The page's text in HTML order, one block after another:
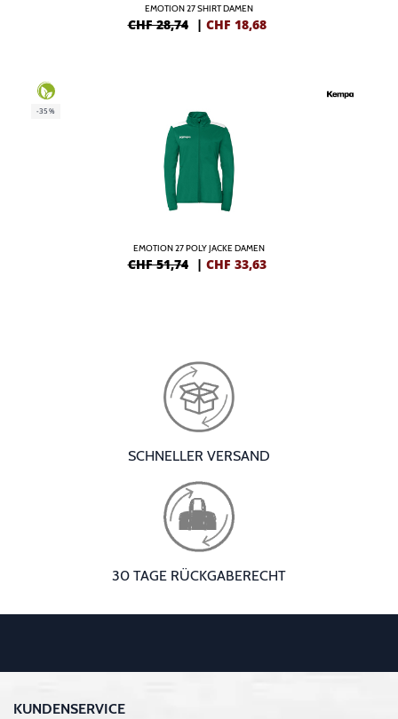
EMOTION 27 SHIRT DAMEN
CHF 28,74 | CHF 18,68
-35%
EMOTION 27 POLY JACKE DAMEN
CHF 51,74 | CHF 33,63
SCHNELLER VERSAND
30 TAGE RÜCKGABERECHT
KUNDENSERVICE